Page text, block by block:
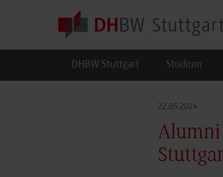
DHBW Stuttgart Studium
22.05.2024
Alumni